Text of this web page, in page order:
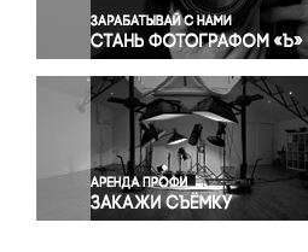
Происшествия и конфликты
Религия
Светская жизнь
Спорт
Экология
Экономика и бизнес